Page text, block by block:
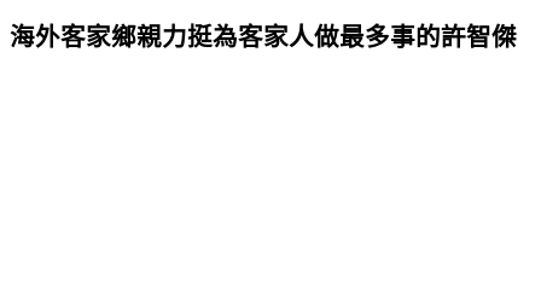
海外客家鄉親力挺為客家人做最多事的許智傑